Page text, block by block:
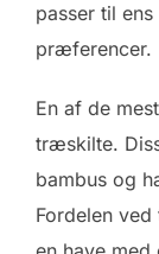
passer til
præferencer.
En af de
træskilte.
bambus og
Fordelen